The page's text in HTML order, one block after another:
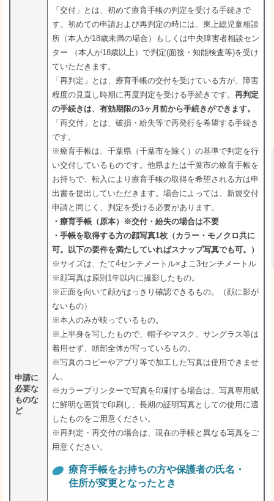
申請に
必要な
ものな
ど
「交付」とは、初めて療育手帳の判定を受ける手続きで
す。初めての申請および再判定の時には、東上総児童相談
所（本人が18歳未満の場合）もしくは中央障害者相談セン
ター （本人が18歳以上）で判定(面接・知能検査等)を受け
ていただきます。
「再判定」とは、療育手帳の交付を受けている方が、障害
程度の見直し時期に再度判定を受ける手続きです。 再判定
の手続きは、有効期限の3ヶ月前から手続きができます。
「再交付」とは、破損・紛失等で再発行を希望する手続き
です。
※療育手帳は、千葉県（千葉市を除く）の基準で判定を行
い交付しているものです。他県または千葉市の療育手帳を
お持ちで、転入により療育手帳の取得を希望される方は申
出書を提出していただきます。場合によっては、新規交付
申請と同じく、判定を受ける必要があります。
・療育手帳（原本）※交付・紛失の場合は不要
・手帳を取得する方の顔写真1枚（カラー・モノクロ共に
可。以下の要件を満たしていればスナップ写真でも可。）
※サイズは、たて4センチメートル×よこ3センチメートル
※顔写真は原則1年以内に撮影したもの。
※正面を向いて顔がはっきり確認できるもの。（顔に影が
ないもの）
※本人のみが映っているもの。
※上半身を写したもので、帽子やマスク、サングラス等は
着用せず、頭部全体が写っているもの。
※写真のコピーやアプリ等で加工した写真は使用できませ
ん。
※カラープリンターで写真を印刷する場合は、写真専用紙
に鮮明な画質で印刷し、長期の証明写真としての使用に適
したものをご用意ください。
※再判定・再交付の場合は、現在の手帳と異なる写真をご
用意ください。
療育手帳をお持ちの方や保護者の氏名・
住所が変更となったとき